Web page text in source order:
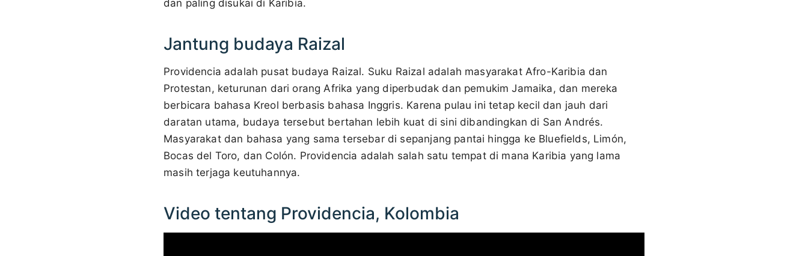
dan paling disukai di Karibia.
Jantung budaya Raizal
Providencia adalah pusat budaya Raizal. Suku Raizal adalah masyarakat Afro-Karibia dan
Protestan, keturunan dari orang Afrika yang diperbudak dan pemukim Jamaika, dan mereka
berbicara bahasa Kreol berbasis bahasa Inggris. Karena pulau ini tetap kecil dan jauh dari
daratan utama, budaya tersebut bertahan lebih kuat di sini dibandingkan di San Andrés.
Masyarakat dan bahasa yang sama tersebar di sepanjang pantai hingga ke Bluefields, Limón,
Bocas del Toro, dan Colón. Providencia adalah salah satu tempat di mana Karibia yang lama
masih terjaga keutuhannya.
Video tentang Providencia, Kolombia